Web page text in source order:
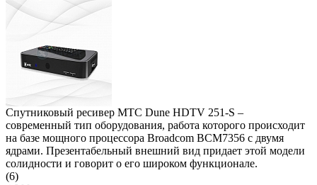
Спутниковый ресивер МТС Dune HDTV 251-S –
современный тип оборудования, работа которого происходит
на базе мощного процессора Broadcom BCM7356 с двумя
ядрами. Презентабельный внешний вид придает этой модели
солидности и говорит о его широком функционале.
(6)